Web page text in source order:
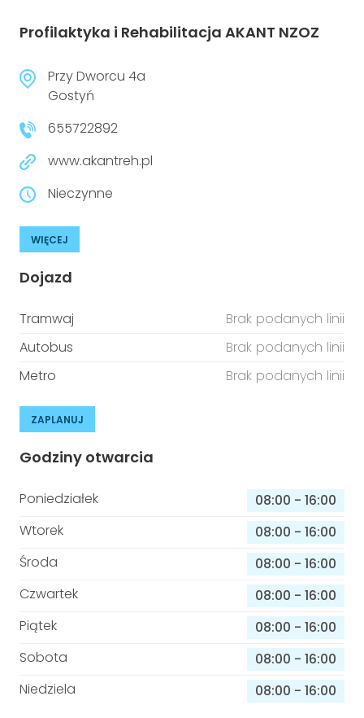
Profilaktyka i Rehabilitacja AKANT NZOZ
Przy Dworcu 4a
Gostyń
655722892
www.akantreh.pl
Nieczynne
WIĘCEJ
Dojazd
Tramwaj
Brak podanych linii
Autobus
Brak podanych linii
Metro
Brak podanych linii
ZAPLANUJ
Godziny otwarcia
Poniedziałek 08:00 - 16:00
Wtorek
08:00 - 16:00
Środa
08:00 - 16:00
Czwartek
08:00 - 16:00
Piątek
08:00 - 16:00
Sobota
08:00 - 16:00
Niedziela
08:00 - 16:00